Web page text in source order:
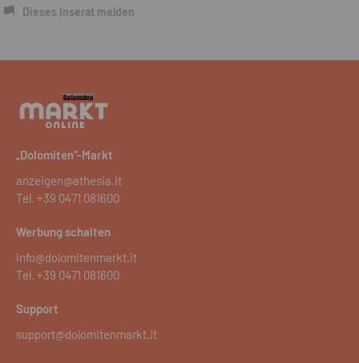
Dieses Inserat melden
„Dolomiten“-Markt
anzeigen@athesia.it
Tel. +39 0471 081600
Werbung schalten
info@dolomitenmarkt.it
Tel. +39 0471 081600
Support
support@dolomitenmarkt.it